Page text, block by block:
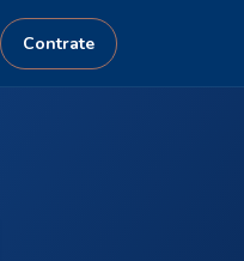
Contrate